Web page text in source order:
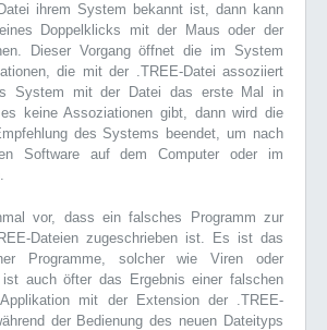
ihrem System bekannt ist, dann kann
Doppelklicks mit der Maus oder der
Dieser Vorgang öffnet die im System
die mit der .TREE-Datei assoziiert
System mit der Datei das erste Mal in
keine Assoziationen gibt, dann wird die
des Systems beendet, um nach
Software auf dem Computer oder im
vor, dass ein falsches Programm zur
Dateien zugeschrieben ist. Es ist das
Programme, solcher wie Viren oder
auch öfter das Ergebnis einer falschen
mit der Extension der .TREE-
der Bedienung des neuen Dateityps